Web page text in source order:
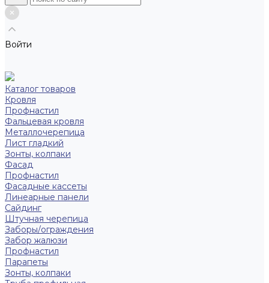
Войти
Каталог товаров
Кровля
Профнастил
Фальцевая кровля
Металлочерепица
Лист гладкий
Зонты, колпаки
Фасад
Профнастил
Фасадные кассеты
Линеарные панели
Сайдинг
Штучная черепица
Заборы/ограждения
Забор жалюзи
Профнастил
Парапеты
Зонты, колпаки